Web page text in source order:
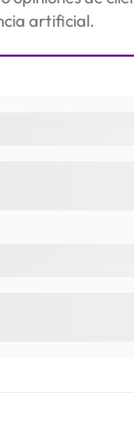
artificial.